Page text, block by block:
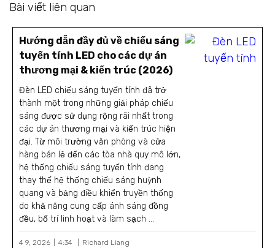
Bài viết liên quan
Hướng dẫn đầy đủ về chiếu sáng
tuyến tính LED cho các dự án
thương mại & kiến trúc (2026)
Đèn LED chiếu sáng tuyến tính đã trở
thành một trong những giải pháp chiếu
sáng được sử dụng rộng rãi nhất trong
các dự án thương mại và kiến trúc hiện
đại. Từ môi trường văn phòng và cửa
hàng bán lẻ đến các tòa nhà quy mô lớn,
hệ thống chiếu sáng tuyến tính đang
thay thế hệ thống chiếu sáng huỳnh
quang và bảng điều khiển truyền thống
do khả năng cung cấp ánh sáng đồng
đều, bố trí linh hoạt và làm sạch ...
4 9, 2026 4:34 ‎ Richard Liang